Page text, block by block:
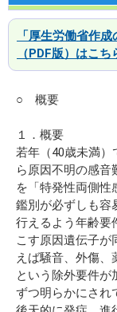
「厚生労働省作
（PDF版）はこち
○ 概要
１．概要
若年（40歳未満
ら原因不明の感音
を「特発性両側性
鑑別が必ずしも容
行えるよう年齢要
こす原因遺伝子が
えば騒音、外傷、
という除外要件が
ずつ明らかにされ